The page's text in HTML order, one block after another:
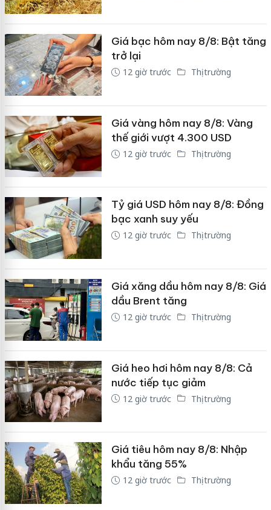
Giá bạc hôm nay 8/8: Bật tăng
trở lại
12 giờ trước Thị trường
Giá vàng hôm nay 8/8: Vàng
thế giới vượt 4.300 USD
12 giờ trước Thị trường
Tỷ giá USD hôm nay 8/8: Đồng
bạc xanh suy yếu
12 giờ trước Thị trường
Giá xăng dầu hôm nay 8/8: Giá
dầu Brent tăng
12 giờ trước Thị trường
Giá heo hơi hôm nay 8/8: Cả
nước tiếp tục giảm
12 giờ trước Thị trường
Giá tiêu hôm nay 8/8: Nhập
khẩu tăng 55%
12 giờ trước Thị trường